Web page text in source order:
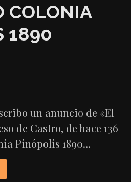
COLONIA
1890
un anuncio de «El
de Castro, de hace 136
Pinópolis 1890…